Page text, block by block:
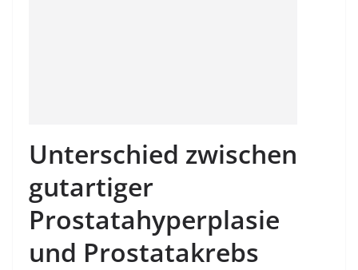
Unterschied zwischen
gutartiger
Prostatahyperplasie
und Prostatakrebs